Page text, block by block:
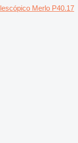
Merlo P40.17